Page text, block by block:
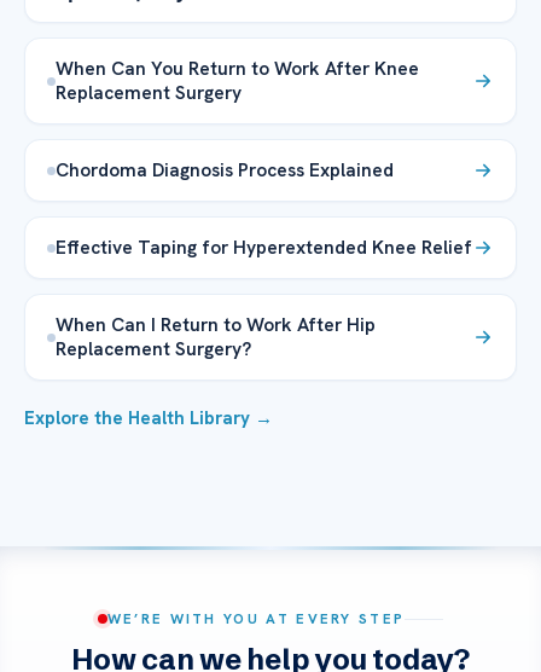
When Can You Return to Work After Knee
Replacement Surgery
Chordoma Diagnosis Process Explained
Effective Taping for Hyperextended Knee Relief
When Can I Return to Work After Hip
Replacement Surgery?
Explore the Health Library →
WE’RE WITH YOU AT EVERY STEP
How can we help you today?